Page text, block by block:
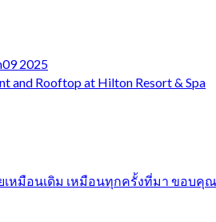
2025
and Rooftop at Hilton Resort & Spa
เหมือนเดิม เหมือนทุกครั้งที่มา ขอบคุณ